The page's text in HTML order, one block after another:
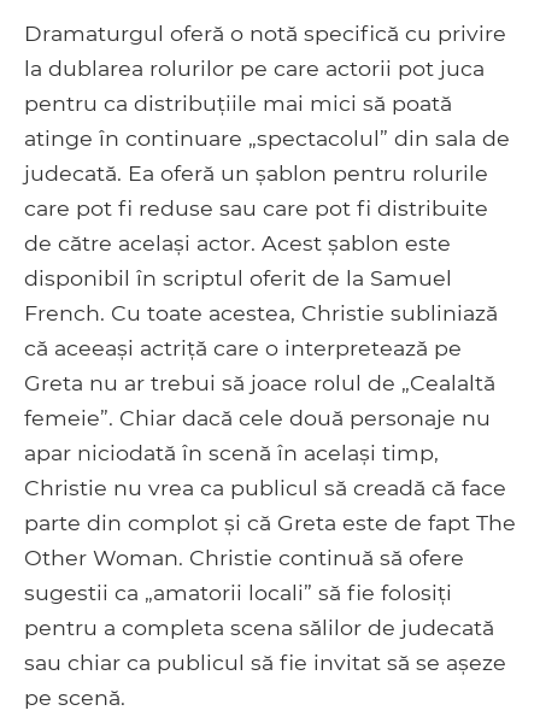
Dramaturgul oferă o notă specifică cu privire
la dublarea rolurilor pe care actorii pot juca
pentru ca distribuțiile mai mici să poată
atinge în continuare „spectacolul” din sala de
judecată. Ea oferă un șablon pentru rolurile
care pot fi reduse sau care pot fi distribuite
de către același actor. Acest șablon este
disponibil în scriptul oferit de la Samuel
French. Cu toate acestea, Christie subliniază
că aceeași actriță care o interpretează pe
Greta nu ar trebui să joace rolul de „Cealaltă
femeie”. Chiar dacă cele două personaje nu
apar niciodată în scenă în același timp,
Christie nu vrea ca publicul să creadă că face
parte din complot și că Greta este de fapt The
Other Woman. Christie continuă să ofere
sugestii ca „amatorii locali” să fie folosiți
pentru a completa scena sălilor de judecată
sau chiar ca publicul să fie invitat să se așeze
pe scenă.